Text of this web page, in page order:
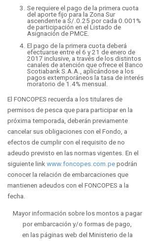
Se requiere el pago de la primera cuota
del aporte fijo para la Zona Sur
ascendente a S/.0.25 por cada 0.001%
de participación en el Listado de
Asignación de PMCE.
El pago de la primera cuota deberá
efectuarse entre el 6 y 21 de enero de
2017 inclusive, a través de los distintos
canales de atención que ofrece el Banco
Scotiabank S.A.A., aplicándose a los
pagos extemporáneos la tasa de interés
moratorio de 1.4% mensual.
El FONCOPES recuerda a los titulares de
permisos de pesca que para participar en la
próxima temporada, deberán previamente
cancelar sus obligaciones con el Fondo, a
efectos de cumplir con el requisito de no
adeudo previsto en las normas vigentes. En el
siguiente link www.foncopes.com.pe podrán
conocer la relación de embarcaciones que
mantienen adeudos con el FONCOPES a la
fecha.
Mayor información sobre los montos a pagar
por embarcación y/o formas de pago,
en las páginas web del Ministerio de la